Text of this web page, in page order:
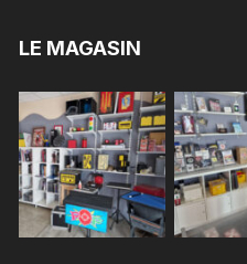
LE MAGASIN